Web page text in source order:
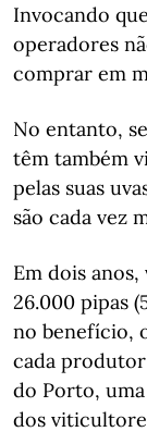
Invocando
operadores
comprar em
No entanto,
têm também
pelas suas
são cada vez
Em dois
26.000 pipas
no benefício,
cada
do Porto,
dos